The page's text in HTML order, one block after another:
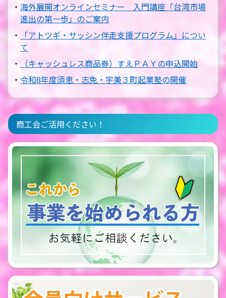
海外展開オンラインセミナー 入門講座「台湾市場
進出の第一歩」のご案内
「アトツギ・サッシン伴走支援プログラム」につい
て
（キャッシュレス商品券）すえＰＡＹの申込開始
令和8年度須恵・志免・宇美３町起業塾の開催
商工会ご活用ください！